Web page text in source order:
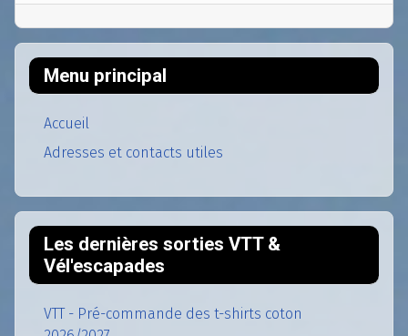
Menu principal
Accueil
Adresses et contacts utiles
Les dernières sorties VTT &
Vél'escapades
VTT - Pré-commande des t-shirts coton